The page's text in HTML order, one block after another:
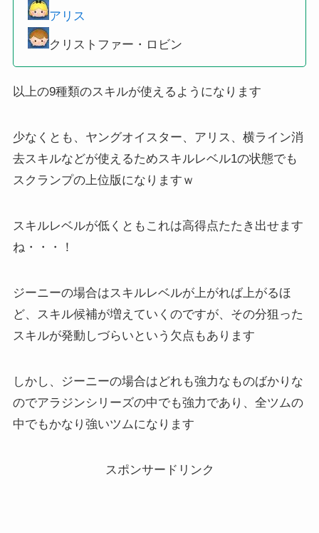
アリス
クリストファー・ロビン
以上の9種類のスキルが使えるようになります
少なくとも、ヤングオイスター、アリス、横ライン消
去スキルなどが使えるためスキルレベル1の状態でも
スクランプの上位版になりますｗ
スキルレベルが低くともこれは高得点たたき出せます
ね・・・！
ジーニーの場合はスキルレベルが上がれば上がるほ
ど、スキル候補が増えていくのですが、その分狙った
スキルが発動しづらいという欠点もあります
しかし、ジーニーの場合はどれも強力なものばかりな
のでアラジンシリーズの中でも強力であり、全ツムの
中でもかなり強いツムになります
スポンサードリンク